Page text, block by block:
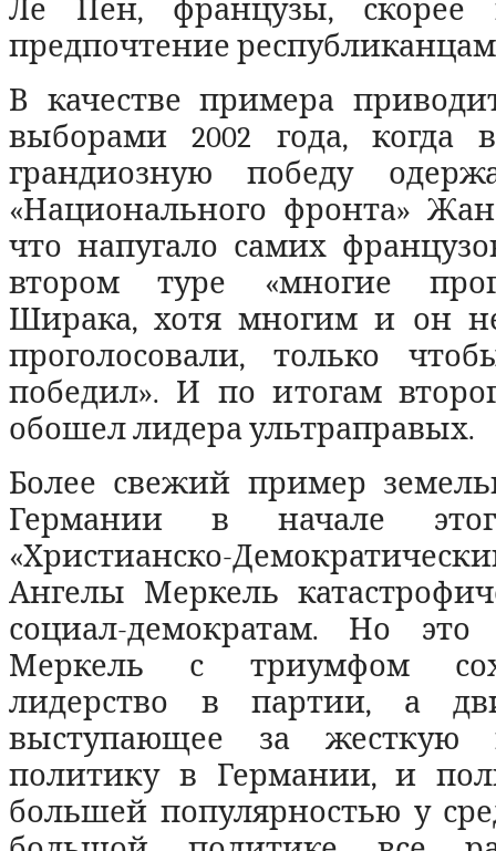
Ле Пен, французы, скорее
предпочтение
В качестве примера
выборами 2002 года, когда
грандиозную победу
«Национального фронта»
что напугало самих
втором туре «многие
Ширака, хотя многим и он
проголосовали, только
победил». И по итогам
обошел лидера ультраправых.
Более свежий пример
Германии в начале
«Христианско-
Ангелы Меркель
социал-демократам. Но
Меркель с триумфом
лидерство в партии, а
выступающее за жесткую
политику в Германии, и
большей популярностью у